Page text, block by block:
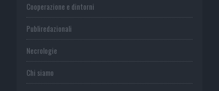
Cooperazione e dintorni
Publiredazionali
Necrologie
Chi siamo